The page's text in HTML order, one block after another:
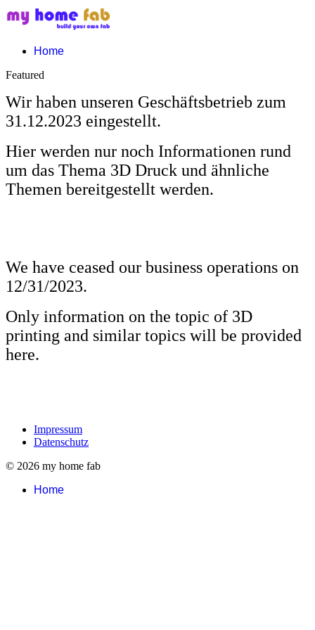
Home
Featured
Wir haben unseren Geschäftsbetrieb zum
31.12.2023 eingestellt.
Hier werden nur noch Informationen rund
um das Thema 3D Druck und ähnliche
Themen bereitgestellt werden.
We have ceased our business operations on
12/31/2023.
Only information on the topic of 3D
printing and similar topics will be provided
here.
Impressum
Datenschutz
© 2026 my home fab
Home